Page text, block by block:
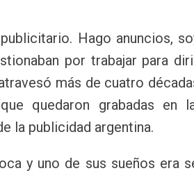
Hago anuncios,
por trabajar para
más de cuatro
quedaron grabadas en
la publicidad argentina.
y uno de sus sueños era